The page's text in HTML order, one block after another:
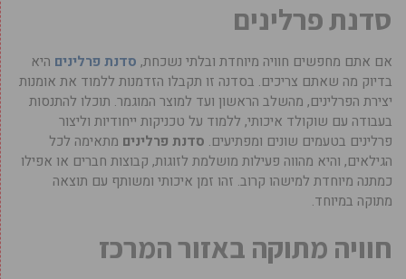
סדנת פרלינים
אם אתם מחפשים חוויה מיוחדת ובלתי נשכחת, סדנת פרלינים היא
בדיוק מה שאתם צריכים. בסדנה זו תקבלו הזדמנות ללמוד את אומנות
יצירת הפרלינים, מהשלב הראשון ועד למוצר המוגמר. תוכלו להתנסות
בעבודה עם שוקולד איכותי, ללמוד על טכניקות ייחודיות וליצור
פרלינים בטעמים שונים ומפתיעים. סדנת פרלינים מתאימה לכל
הגילאים, והיא מהווה פעילות מושלמת לזוגות, קבוצות חברים או אפילו
כמתנה מיוחדת למישהו קרוב. זהו זמן איכותי ומשותף עם תוצאה
מתוקה במיוחד.
חוויה מתוקה באזור המרכז